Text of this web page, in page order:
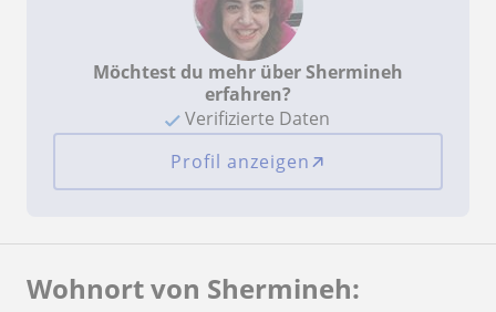
Möchtest du mehr über Shermineh
erfahren?
Verifizierte Daten
Profil anzeigen
Wohnort von Shermineh: